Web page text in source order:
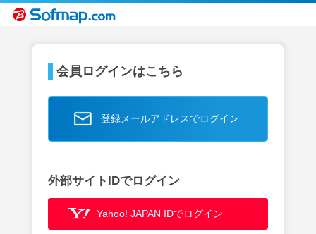
会員ログインはこちら
登録メールアドレスでログイン
外部サイトIDでログイン
Yahoo! JAPAN IDでログイン